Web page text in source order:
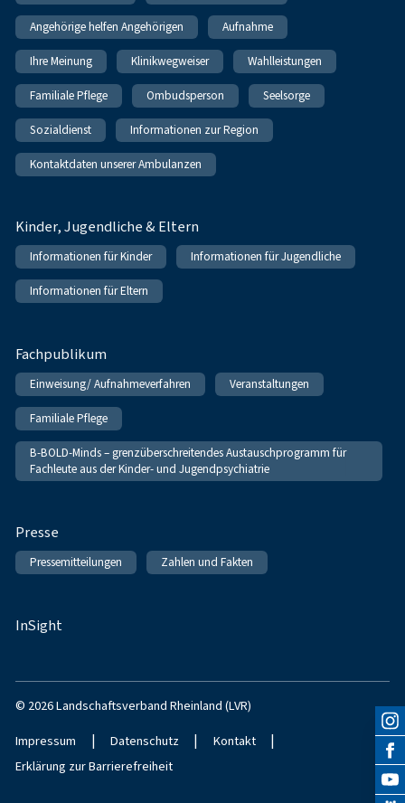
Angehörige helfen Angehörigen Aufnahme
Ihre Meinung Klinikwegweiser Wahlleistungen
Familiale Pflege Ombudsperson Seelsorge
Sozialdienst Informationen zur Region
Kontaktdaten unserer Ambulanzen
Kinder, Jugendliche & Eltern
Informationen für Kinder Informationen für Jugendliche
Informationen für Eltern
Fachpublikum
Einweisung/ Aufnahmeverfahren Veranstaltungen
Familiale Pflege
B-BOLD-Minds – grenzüberschreitendes Austauschprogramm für
Fachleute aus der Kinder- und Jugendpsychiatrie
Presse
Pressemitteilungen Zahlen und Fakten
InSight
© 2026 Landschaftsverband Rheinland (LVR)
Impressum | Datenschutz | Kontakt |
Erklärung zur Barrierefreiheit